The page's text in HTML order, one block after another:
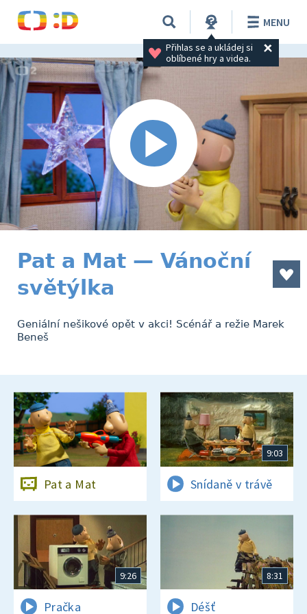
Přihlas se a ukládej si
oblíbené hry a videa.
MENU
Pat a Mat — Vánoční
světýlka
Geniální nešikové opět v akci! Scénář a režie Marek
Beneš
Pat a Mat
9:03
Snídaně v trávě
9:26
Pračka
8:31
Déšť